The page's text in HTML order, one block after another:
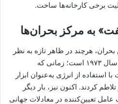
برخی کارخانه‌ها ساخت.
به مرکز بحران‌ها
هرچند در ظاهر تازه به نظر
می‌رسد، اما یادآور شوک نفتی سال ۱۹۷۳ است؛ زمانی که
از انرژی به‌عنوان ابزار
کردند. اکنون نیز، بار دیگر
عامل تعیین‌کننده در معادلات جهانی